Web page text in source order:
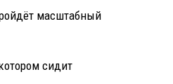
масштабный
сидит